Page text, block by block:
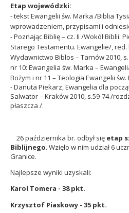
Etap wojewódzki:
- tekst Ewangelii św. Marka /Biblia
wprowadzeniem, przypisami i
- Poznając Biblię – cz. II /Wokół Biblii.
Starego Testamentu. Ewangelie/,
Wydawnictwo Biblos – Tarnów 2010,
nr 10: Ewangelia św. Marka –
Bożym i nr 11 – Teologia Ewangelii
- Danuta Piekarz, Ewangelia dla
Salwator – Kraków 2010, s.59-74 /
płaszcza /.
26 października br. odbył się etap
Biblijnego. Wzięło w nim udział 6
Granice.
Najlepsze wyniki uzyskali:
Karol Tomera - 38 pkt.
Krzysztof Piaskowy - 35 pkt.